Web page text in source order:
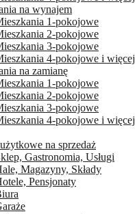
na wynajem
1-pokojowe
2-pokojowe
3-pokojowe
4-pokojowe i więcej
na zamianę
1-pokojowe
2-pokojowe
3-pokojowe
4-pokojowe i więcej
na sprzedaż
Gastronomia, Usługi
Magazyny, Składy
Pensjonaty